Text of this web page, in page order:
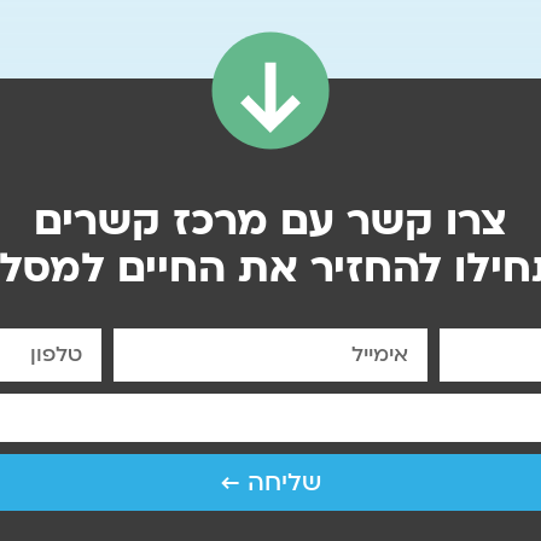
צרו קשר עם מרכז קשרים
להחזיר את החיים
שליחה ←